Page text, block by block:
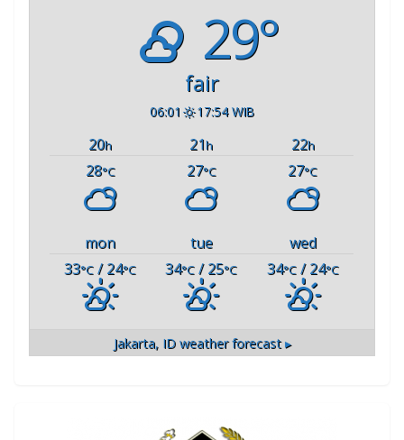
29°
fair
06:01 17:54 WIB
20h 21h 22h
28°C 27°C 27°C
mon tue
wed
33°C / 24°C 34°C / 25°C 34°C/ 24°C
Jakarta, IDweather forecast ▸